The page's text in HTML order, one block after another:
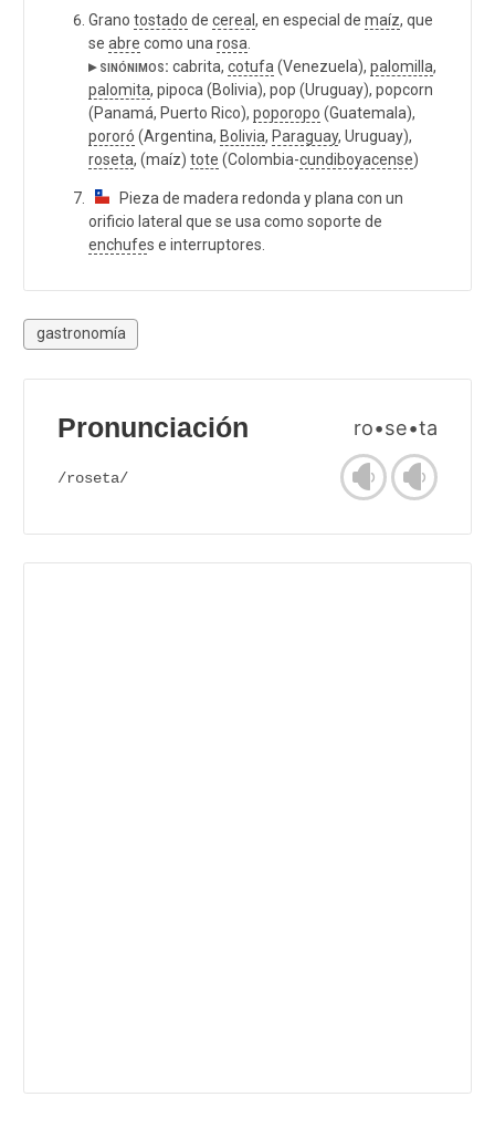
Grano tostado de cereal , en especial de maíz, que
se abre como una rosa
▸ sinónimos: cabrita, cotufa (Venezuela), palomilla,
palomita, pipoca (Bolivia), pop (Uruguay), popcorn
(Panamá, Puerto Rico), poporopo (Guatemala),
pororó (Argentina, Bolivia, Paraguay, Uruguay),
roseta, (maíz) tote (Colombia-cundiboyacense)
Pieza de madera redonda y plana con un
orificio lateral que se usa como soporte de
enchufes e interruptores.
gastronomía
Pronunciación ro•se•ta
/roseta/